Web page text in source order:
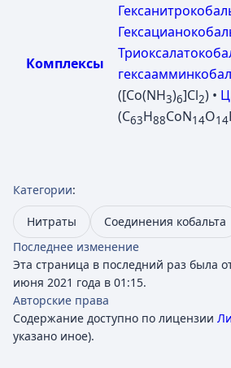
Комплексы
([Co(NH3)6]Cl2) •
(C63H88CoN14O14
Категории:
Нитраты Соединения кобальта
Последнее изменение
Эта страница в последний раз была
июня 2021 года в 01:15.
Авторские права
Содержание доступно по лицензии
указано иное).